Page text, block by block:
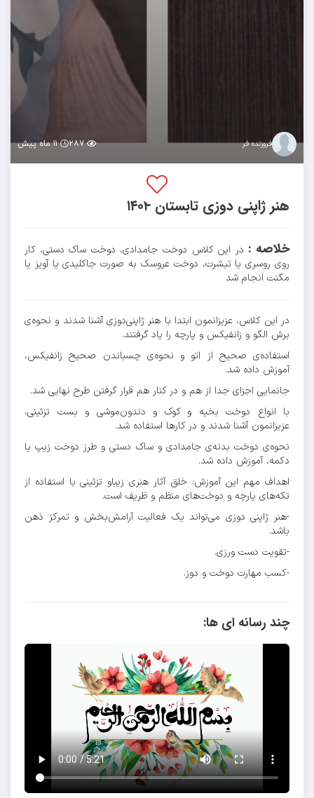
فروزنده فر ۲۸۷ ۱۱ ماه پیش
هنر ژاپنی دوزی تابستان ۱۴۰۴
خلاصه : در این کلاس دوخت جامدادی، دوخت ساک دستی، کار
روی روسری یا تیشرت، دوخت عروسک به صورت جاکلیدی یا آویز یا
مگنت انجام شد
در این کلاس، عزیزانمون ابتدا با هنر ژاپنی‌دوزی آشنا شدند و نحوه‌ی
برش الگو و زانفیکس و پارچه را یاد گرفتند.
استفاده‌ی صحيح از اتو و نحوه‌ی چسباندن صحیح زانفیکس،
آموزش داده شد.
جانمایی اجزای جدا از هم و در کنار هم قرار گرفتن طرح نهایی شد.
با انواع دوخت بخیه و کوک و دندون‌موشی و بست تزئینی،
عزیزانمون آشنا شدند و در کارها استفاده شد.
نحوه‌ی دوخت بدنه‌ی جامدادی و ساک دستی و طرز دوخت زیپ یا
دکمه، آموزش داده شد.
اهداف مهم این آموزش: خلق آثار هنری زیباو تزئینی با استفاده از
تکه‌های پارچه و دوخت‌های منظم و ظریف است.
-هنر ژاپنی دوزی می‌تواند یک فعالیت آرامش‌بخش و تمرکز ذهن
باشد.
-تقویت دست ورزی.
-کسب مهارت دوخت و دوز.
چند رسانه ای ها: